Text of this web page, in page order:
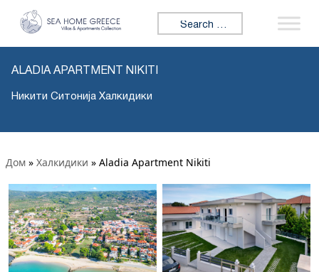
Search for:
ALADIA APARTMENT NIKITI
Никити Ситонија Халкидики
Дом » Халкидики » Aladia Apartment Nikiti